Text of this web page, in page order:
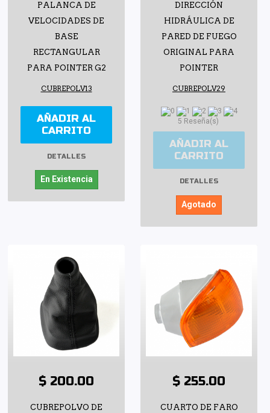
PALANCA DE
VELOCIDADES DE
BASE
RECTANGULAR
PARA POINTER G2
CUBREPOLV13
AÑADIR AL
CARRITO
DETALLES
En Existencia
DIRECCIÓN
HIDRÁULICA DE
PARED DE FUEGO
ORIGINAL PARA
POINTER
CUBREPOLV29
5 Reseña(s)
AÑADIR AL
CARRITO
DETALLES
Agotado
$ 200.00
CUBREPOLVO DE
$ 255.00
CUARTO DE FARO